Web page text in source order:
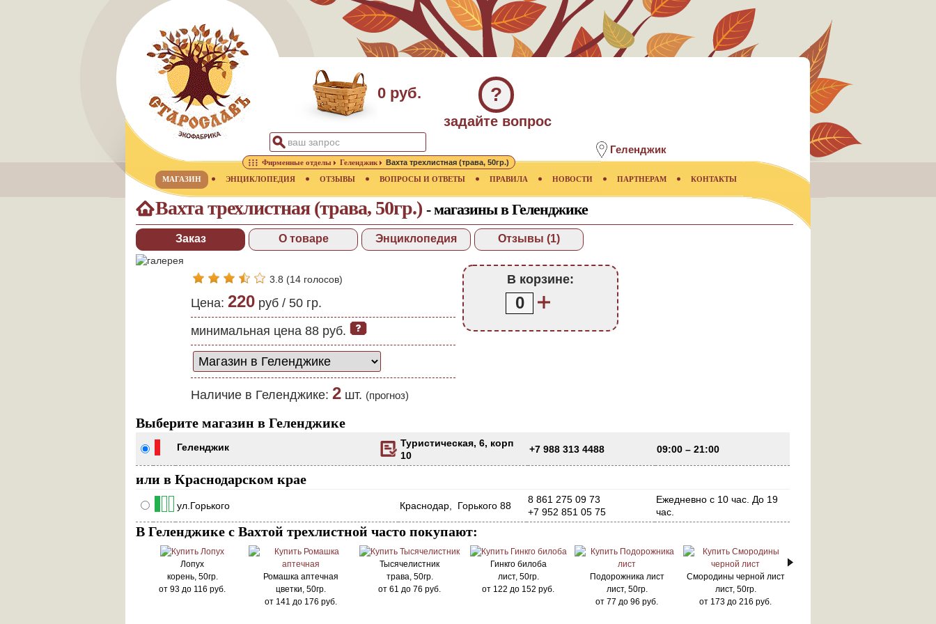
0 руб. ?
задайте вопрос
Геленджик
МАГАЗИН ЭНЦИКЛОПЕДИЯ ОТЗЫВЫ ВОПРОСЫ И ОТВЕТЫ ПРАВИЛА НОВОСТИ ПАРТНЕРАМ КОНТАКТЫ
Фирменные отделы Геленджик Вахта трехлистная (трава, 50гр.)
Вахта трехлистная (трава, 50гр.) - магазины в Геленджике
Заказ О товаре Энциклопедия Отзывы (1)
3.8 (14 голосов)
Цена: 220 руб / 50 гр.
минимальная цена 88 руб.
Наличие в Геленджике: 2 шт. (прогноз)
В корзине:
0
Выберите магазин в Геленджике
Геленджик
Туристическая, 6, корп
10
+7 988 313 4488 09:00 – 21:00
или в Краснодарском крае
ул.Горького Краснодар, Горького 88
8 861 275 09 73
+7 952 851 05 75
Ежедневно с 10 час. До 19
час.
В Геленджике с Вахтой трехлистной часто покупают:
Лопух
корень, 50гр.
от 93 до 116 руб.
Ромашка аптечная
цветки, 50гр.
от 141 до 176 руб.
Тысячелистник
трава, 50гр.
от 61 до 76 руб.
Гинкго билоба
лист, 50гр.
от 122 до 152 руб.
Подорожника лист
лист, 50гр.
от 77 до 96 руб.
Смородины черной лист
лист, 50гр.
от 173 до 216 руб.